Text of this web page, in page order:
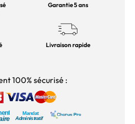
Garantie 5 ans
Livraison rapide
100% sécurisé :